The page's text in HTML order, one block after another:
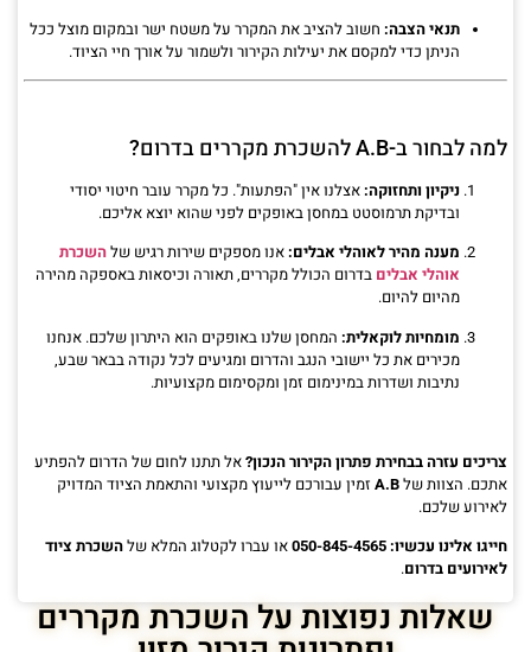
תנאי הצבה: חשוב להציב את המקרר על משטח ישר ובמקום מוצל ככל
הניתן כדי למקסם את יעילות הקירור ולשמור על אורך חיי הציוד.
למה לבחור ב-A.B להשכרת מקררים בדרום?
ניקיון ותחזוקה: אצלנו אין "הפתעות". כל מקרר עובר חיטוי יסודי
ובדיקת תרמוסטט במחסן באופקים לפני שהוא יוצא אליכם.
מענה מהיר לאוהלי אבלים: אנו מספקים שירות רגיש של השכרת
אוהלי אבלים בדרום הכולל מקררים, תאורה וכיסאות באספקה מהירה
מהיום להיום.
מומחיות לוקאלית: המחסן שלנו באופקים הוא היתרון שלכם. אנחנו
מכירים את כל יישובי הנגב והדרום ומגיעים לכל נקודה בבאר שבע,
נתיבות ושדרות במינימום זמן ומקסימום מקצועיות.
צריכים עזרה בבחירת פתרון הקירור הנכון? אל תתנו לחום של הדרום להפתיע
אתכם. הצוות של A.B זמין עבורכם לייעוץ מקצועי והתאמת הציוד המדויק
לאירוע שלכם.
חייגו אלינו עכשיו: 050-845-4565 או עברו לקטלוג המלא של השכרת ציוד
לאירועים בדרום.
שאלות נפוצות על השכרת מקררים